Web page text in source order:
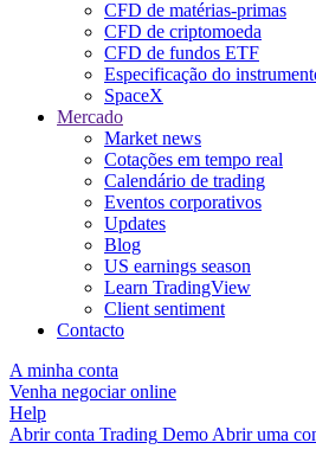
CFD de matérias-primas
CFD de criptomoeda
CFD de fundos ETF
Especificação do
SpaceX
Mercado
Market news
Cotações em tempo real
Calendário de trading
Eventos corporativos
Updates
Blog
US earnings season
Learn TradingView
Client sentiment
Contacto
A minha conta
Venha negociar online
Help
Abrir conta Trading Demo Abrir uma